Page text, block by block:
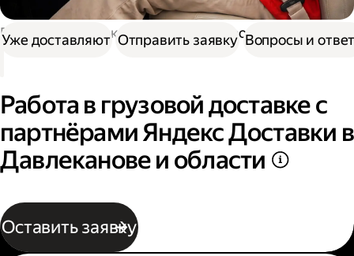
Работа в Доставке Работа в грузовой доставке
Работа в грузовой доставке с
партнёрами Яндекс Доставки в
Давлеканове и области
Оставить заявку
Уже доставляют Отправить заявку Вопросы и